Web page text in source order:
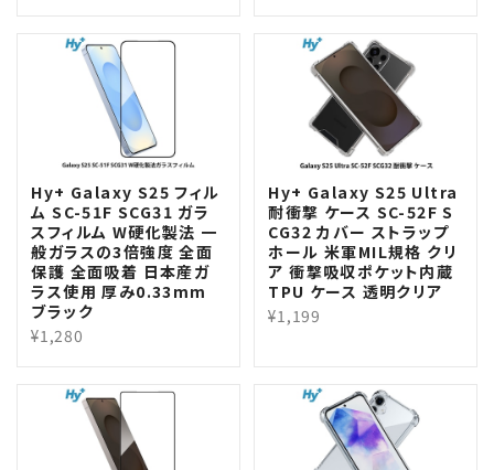
Hy+ Galaxy S25 フィル
ム SC-51F SCG31 ガラ
スフィルム W硬化製法 一
般ガラスの3倍強度 全面
保護 全面吸着 日本産ガ
ラス使用 厚み0.33mm
ブラック
¥1,280
Hy+ Galaxy S25 Ultra
耐衝撃 ケース SC-52F S
CG32 カバー ストラップ
ホール 米軍MIL規格 クリ
ア 衝撃吸収ポケット内蔵
TPU ケース 透明クリア
¥1,199